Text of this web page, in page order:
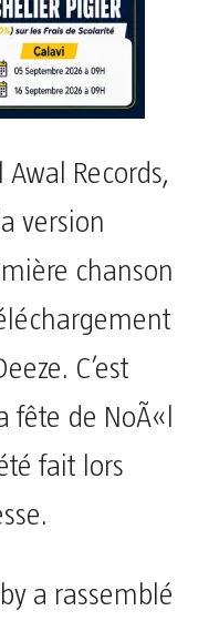
Records,
version
chanson
C’est
fête de NoÃ«l
fait lors
a rassemblé